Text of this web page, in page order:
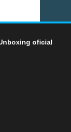
oficial